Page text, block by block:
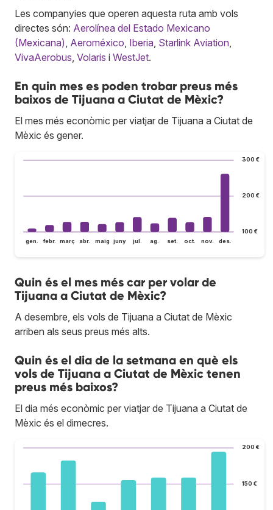
Les companyies que operen aquesta ruta amb vols
directes són: Aerolínea del Estado Mexicano
(Mexicana) Aeroméxico Iberia Starlink Aviation
VivaAerobus Volaris i WestJet.
En quin mes es poden trobar preus més
baixos de Tijuana a Ciutat de Mèxic?
El mes més econòmic per viatjar de Tijuana a Ciutat de
Mèxic és gener.
100 €
200 €
300 €
gen. febr. març abr. maig juny jul. ag. set. oct. nov. des.
Quin és el mes més car per volar de
Tijuana a Ciutat de Mèxic?
A desembre, els vols de Tijuana a Ciutat de Mèxic
arriben als seus preus més alts.
Quin és el dia de la setmana en què els
vols de Tijuana a Ciutat de Mèxic tenen
preus més baixos?
El dia més econòmic per viatjar de Tijuana a Ciutat de
Mèxic és el dimecres.
150 €
200 €